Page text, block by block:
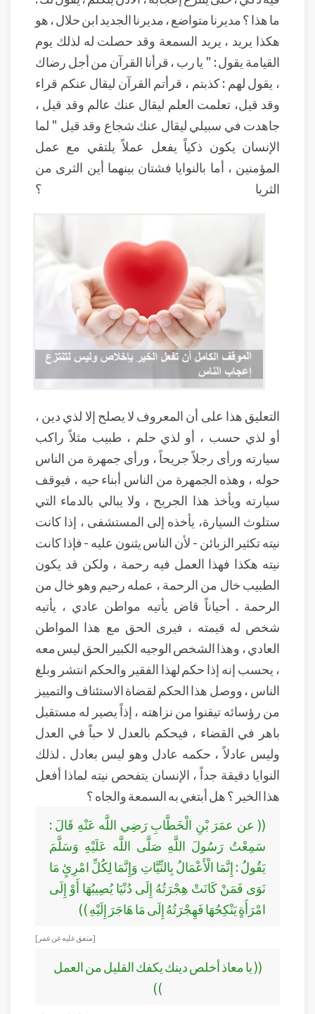
ما هذا ؟ مديرنا متواضع ، مديرنا الجديد ابن حلال ، هو
هكذا يريد ، يريد السمعة وقد حصلت له لذلك يوم
القيامة يقول : " يا رب ، قرأنا القرآن من أجل رضاك
، يقول لهم : كذبتم ، قرأتم القرآن ليقال عنكم قراء
وقد قيل، تعلمت العلم ليقال عنك عالم وقد قيل ،
جاهدت في سبيلي ليقال عنك شجاع وقد قيل " لما
الإنسان يكون ذكياً يفعل عملاً يلتقي مع عمل
المؤمنين ، أما بالنوايا فشتان بينهما أين الثرى من
الثريا ؟
التعليق هذا على أن المعروف لا يصلح إلا لذي دين ،
أو لذي حسب ، أو لذي حلم ، طبيب مثلاً راكب
سيارته ورأى رجلاً جريحاً ، ورأى جمهرة من الناس
حوله ، وهذه الجمهرة من الناس أبناء حيه ، فيوقف
سيارته ويأخذ هذا الجريح ، ولا يبالي بالدماء التي
ستلوث السيارة، يأخذه إلى المستشفى ، إذا كانت
نيته تكثير الزبائن - لأن الناس يثنون عليه - فإذا كانت
نيته هكذا فهذا العمل فيه رحمة ، ولكن قد يكون
الطبيب خال من الرحمة ، عمله رحيم وهو خال من
الرحمة . أحياناً قاض يأتيه مواطن عادي ، يأتيه
شخص له قيمته ، فيرى الحق مع هذا المواطن
العادي ، وهذا الشخص الوجيه الكبير الحق ليس معه
، يحسب إنه إذا حكم لهذا الفقير والحكم انتشر وبلغ
الناس ، ووصل هذا الحكم لقضاة الاستئناف والتمييز
من رؤسائه تيقنوا من نزاهته ، إذاً يصير له مستقبل
باهر في القضاء ، فيحكم بالعدل لا حباً في العدل
وليس عادلاً ، حكمه عادل وهو ليس بعادل . لذلك
النوايا دقيقة جداً ، الإنسان يتفحص نيته لماذا أفعل
هذا الخير ؟ هل أبتغي به السمعة والجاه ؟
(( عن عمَرَ بْنِ الْخَطَّابِ رَضِي اللَّه عَنْهِ قَالَ :
سَمِعْتُ رَسُولَ اللَّهِ صَلَّى اللَّه عَلَيْهِ وَسَلَّمَ
يَقُولُ : إِنَّمَا الْأَعْمَالُ بِالنِّيَّاتِ وَإِنَّمَا لِكُلِّ امْرِئٍ مَا
نَوَى فَمَنْ كَانَتْ هِجْرَتُهُ إِلَى دُنْيَا يُصِيبُهَا أَوْ إِلَى
امْرَأَةٍ يَنْكِحُهَا فَهِجْرَتُهُ إِلَى مَا هَاجَرَ إِلَيْهِ ))
[متفق عليه عن عمر ]
(( يا معاذ أخلص دينك يكفك القليل من العمل
))